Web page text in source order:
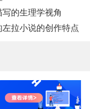
的生理学视角
拉小说的创作特点